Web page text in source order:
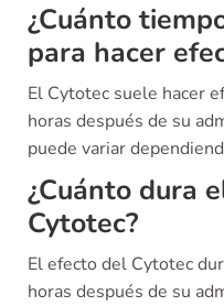
¿Cuánto
para hacer
El Cytotec suele hacer
horas después de su
puede variar
¿Cuánto dura
Cytotec?
El efecto del Cytotec
horas después de su